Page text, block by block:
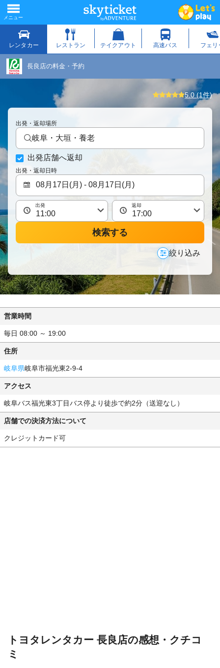
長良店の料金・予約
5.0 (1件)
出発・返却場所
岐阜・大垣・養老
出発店舗へ返却
出発・返却日時
出発 返却
検索する
絞り込み
営業時間
毎日 08:00 ～ 19:00
住所
岐阜県岐阜市福光東2-9-4
アクセス
岐阜バス福光東3丁目バス停より徒歩で約2分（送迎なし）
店舗での決済方法について
クレジットカード可
トヨタレンタカー 長良店の感想・クチコ
ミ